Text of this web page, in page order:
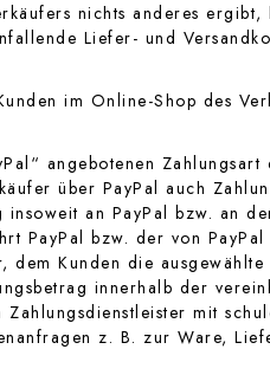
nichts anderes
Liefer- und
im Online-Shop des
angebotenen
über PayPal auch
an PayPal bzw. an
PayPal bzw. der von
Kunden die
innerhalb der
mit
z. B. zur Ware,